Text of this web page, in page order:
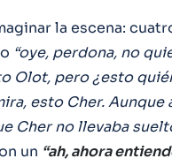
la escena:
“oye, perdona, no
Olot, pero ¿esto
esto Cher.
Cher no llevaba
un “ah, ahora